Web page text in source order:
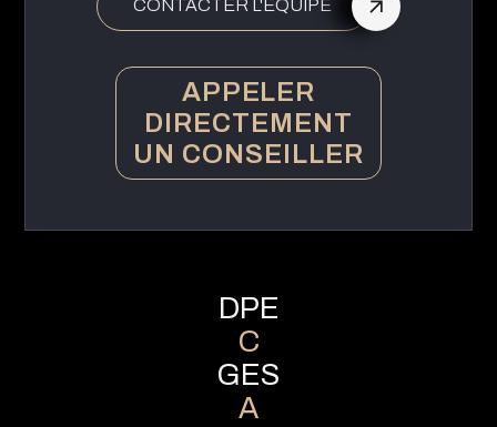
CONTACTER L'ÉQUIPE
APPELER
DIRECTEMENT
UN CONSEILLER
DPE
C
GES
A